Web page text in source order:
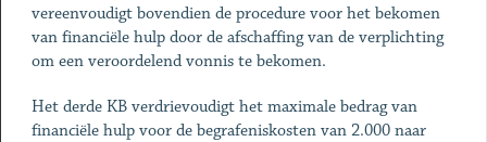
vereenvoudigt bovendien de procedure voor het bekomen
van financiële hulp door de afschaffing van de verplichting
om een veroordelend vonnis te bekomen.
Het derde KB verdrievoudigt het maximale bedrag van
financiële hulp voor de begrafeniskosten van 2.000 naar